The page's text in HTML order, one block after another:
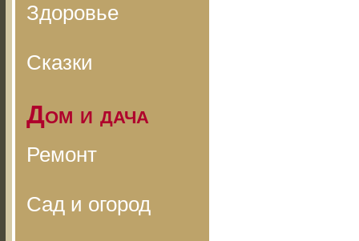
Здоровье
Сказки
Дом и дача
Ремонт
Сад и огород